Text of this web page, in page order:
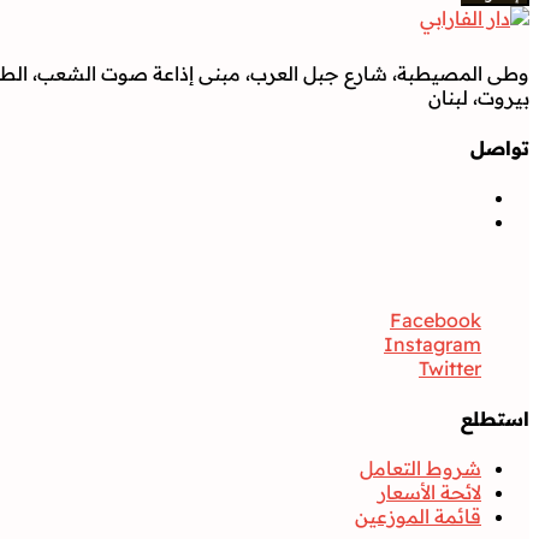
وطى المصيطبة، شارع جبل العرب، مبنى إذاعة صوت الشعب،
بيروت، لبنان
تواصل
Facebook
Instagram
Twitter
استطلع
شروط التعامل
لائحة الأسعار
قائمة الموزعين